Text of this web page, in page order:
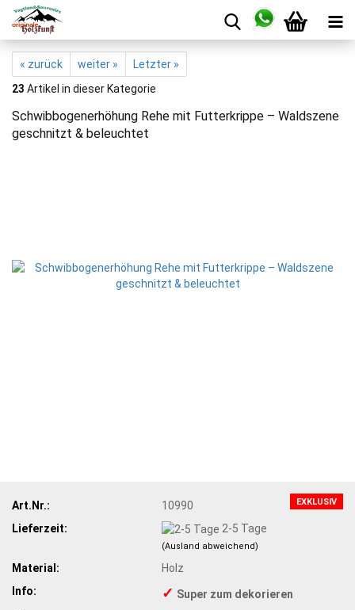
« zurück weiter »
Letzter »
23 Artikel in dieser Kategorie
Schwibbogenerhöhung Rehe mit Futterkrippe – Waldszene
geschnitzt & beleuchtet
EXKLUSIV
Art.Nr.:
10990
Lieferzeit:
2-5 Tage
(Ausland abweichend)
Material:
Holz
Info:
✓ Super zum dekorieren